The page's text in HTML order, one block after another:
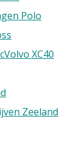
Polo
Volvo XC40
Zeeland